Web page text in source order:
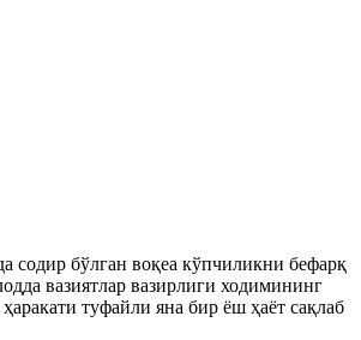
содир бўлган воқеа кўпчиликни бефарқ
вазиятлар вазирлиги ходимининг
туфайли яна бир ёш ҳаёт сақлаб